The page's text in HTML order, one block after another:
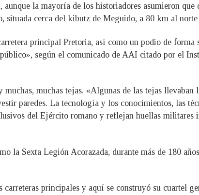
la mayoría de los historiadores asumieron que
cerca del kibutz de Meguido, a 80 km al norte
principal Pretoria, así como un podio de
según el comunicado de AAI citado por el
muchas tejas. «Algunas de las tejas llevaban
paredes. La tecnología y los conocimientos, las
del Ejército romano y reflejan huellas militares
la Sexta Legión Acorazada, durante más de 180
principales y aquí se construyó su cuartel